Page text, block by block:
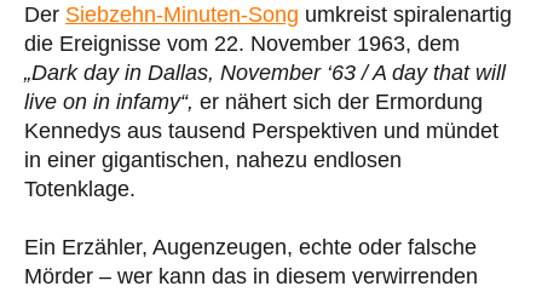
Der Siebzehn-Minuten-Song umkreist spiralenartig
die Ereignisse vom 22. November 1963, dem
„Dark day in Dallas, November ‘63 / A day that will
live on in infamy“, er nähert sich der Ermordung
Kennedys aus tausend Perspektiven und mündet
in einer gigantischen, nahezu endlosen
Totenklage.
Ein Erzähler, Augenzeugen, echte oder falsche
Mörder – wer kann das in diesem verwirrenden